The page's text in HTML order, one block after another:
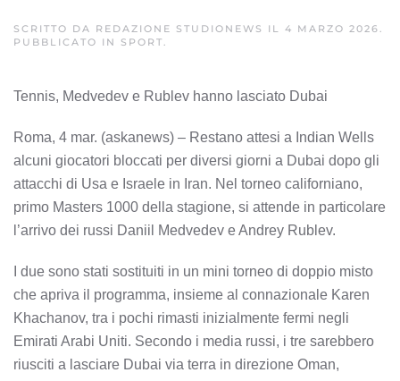
SCRITTO DA REDAZIONE STUDIONEWS IL 4 MARZO 2026.
PUBBLICATO IN SPORT.
Tennis, Medvedev e Rublev hanno lasciato Dubai
Roma, 4 mar. (askanews) – Restano attesi a Indian Wells
alcuni giocatori bloccati per diversi giorni a Dubai dopo gli
attacchi di Usa e Israele in Iran. Nel torneo californiano,
primo Masters 1000 della stagione, si attende in particolare
l’arrivo dei russi Daniil Medvedev e Andrey Rublev.
I due sono stati sostituiti in un mini torneo di doppio misto
che apriva il programma, insieme al connazionale Karen
Khachanov, tra i pochi rimasti inizialmente fermi negli
Emirati Arabi Uniti. Secondo i media russi, i tre sarebbero
riusciti a lasciare Dubai via terra in direzione Oman,